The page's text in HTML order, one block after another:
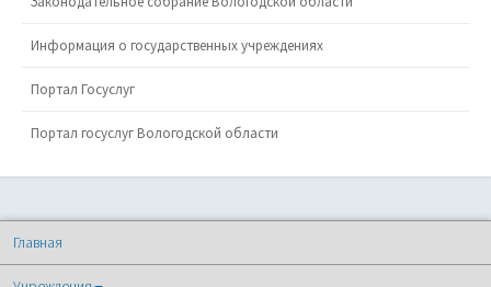
Информация о государственных учреждениях
Портал Госуслуг
Портал госуслуг Вологодской области
Главная